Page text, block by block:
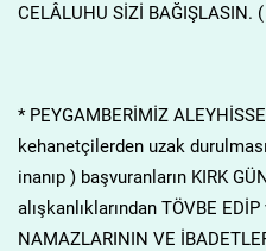
CELÂLUHU SİZİ BAĞIŞLASIN.
* PEYGAMBERİMİZ
kehanetçilerden uzak
inanıp ) başvuranların KIRK
alışkanlıklarından TÖVBE
NAMAZLARININ VE